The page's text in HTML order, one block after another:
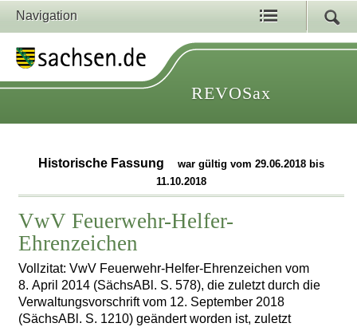
Navigation
REVOSax
Historische Fassung
war gültig vom 29.06.2018 bis
11.10.2018
VwV Feuerwehr-Helfer-
Ehrenzeichen
Vollzitat: VwV Feuerwehr-Helfer-Ehrenzeichen vom
8. April 2014 (SächsABl. S. 578), die zuletzt durch die
Verwaltungsvorschrift vom 12. September 2018
(SächsABl. S. 1210) geändert worden ist, zuletzt